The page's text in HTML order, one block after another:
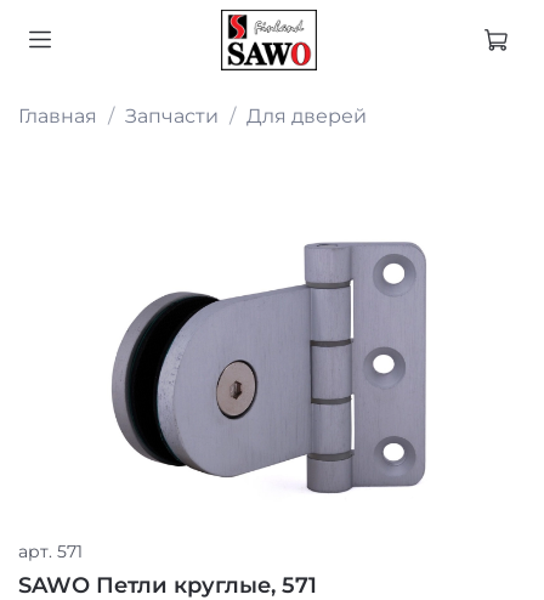
Главная Запчасти Для дверей
арт. 571
SAWO Петли круглые, 571